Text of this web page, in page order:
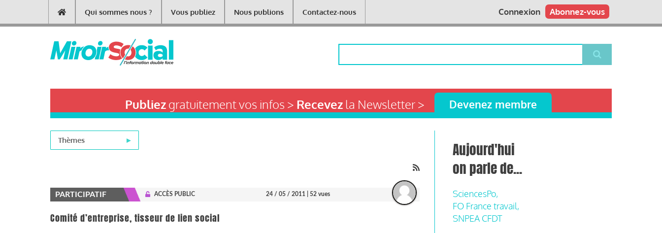
contenu
Main
navigation
Qui sommes nous ? Vous publiez Nous publions Contactez-nous Abonnez-vous
Connexion
Publiezgratuitement vos infos > Recevezla Newsletter > Devenez membre
Thèmes
PARTICIPATIF ACCÈS PUBLIC 24 / 05 / 2011 | 52 vues
Comité d’entreprise, tisseur de lien social
Aujourd'hui
on parle de...
SciencesPo,
FO France travail,
SNPEA CFDT